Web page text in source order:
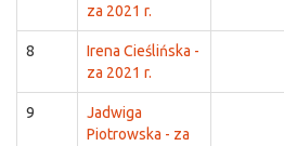
za 2021 r.
8
Irena Cieślińska -
za 2021 r.
9
Jadwiga
Piotrowska - za